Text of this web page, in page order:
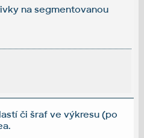
na segmentovanou
či šraf ve výkresu (po